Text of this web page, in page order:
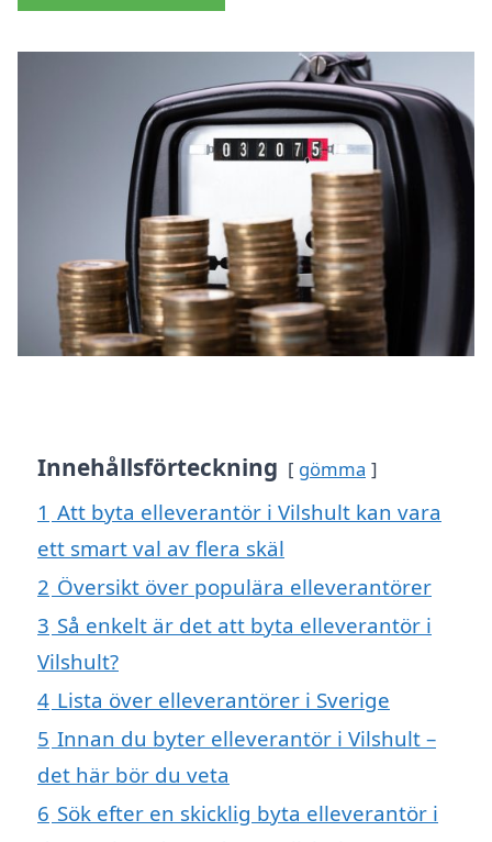
Innehållsförteckning gömma
1 Att byta elleverantör i Vilshult kan vara
ett smart val av flera skäl
2 Översikt över populära elleverantörer
3 Så enkelt är det att byta elleverantör i
Vilshult?
4 Lista över elleverantörer i Sverige
5 Innan du byter elleverantör i Vilshult –
det här bör du veta
6 Sök efter en skicklig byta elleverantör i